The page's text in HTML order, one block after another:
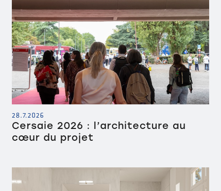
28.7.2026
Cersaie 2026 : l’architecture au
cœur du projet